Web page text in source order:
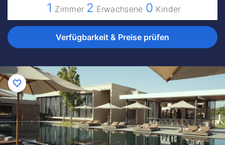
1 Zimmer 2 Erwachsene 0 Kinder
Verfügbarkeit & Preise prüfen